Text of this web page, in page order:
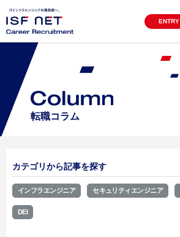
ENTRY
キャリア採用サイトTOP
3分でわかるアイエスエフネット
Project Story
プロジェクトストーリー01
女性活躍推進 自分らしく働き続ける
クロストーク アルムナイ社員×上司
Interview
転職コラム
カテゴリから記事を探す
インフラエンジニア セキュリティエンジニア
DEI